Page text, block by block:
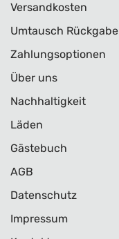
Versandkosten
Umtausch Rückgabe
Zahlungsoptionen
Über uns
Nachhaltigkeit
Läden
Gästebuch
AGB
Datenschutz
Impressum